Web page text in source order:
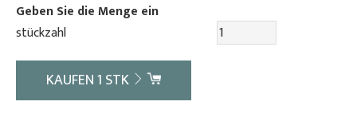
Geben Sie die Menge ein
stückzahl
KAUFEN1 STK